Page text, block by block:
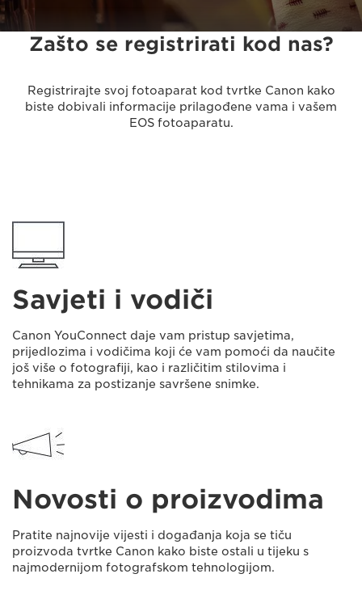
Zašto se registrirati kod nas?
Registrirajte svoj fotoaparat kod tvrtke Canon kako
biste dobivali informacije prilagođene vama i vašem
EOS fotoaparatu.
Savjeti i vodiči
Canon YouConnect daje vam pristup savjetima,
prijedlozima i vodičima koji će vam pomoći da naučite
još više o fotografiji, kao i različitim stilovima i
tehnikama za postizanje savršene snimke.
Novosti o proizvodima
Pratite najnovije vijesti i događanja koja se tiču
proizvoda tvrtke Canon kako biste ostali u tijeku s
najmodernijom fotografskom tehnologijom.